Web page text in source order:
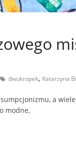
dwukropek, Katarzyna
a
modne,